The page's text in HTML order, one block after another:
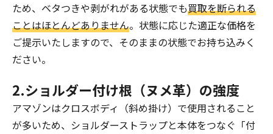
ため、ベタつきや剥がれがある状態でも買取を断られる
ことはほとんどありません。状態に応じた適正な価格を
ご提示いたしますので、そのままの状態でお持ち込みく
ださい。
2.ショルダー付け根（ヌメ革）の強度
アマゾンはクロスボディ（斜め掛け）で使用されること
が多いため、ショルダーストラップと本体をつなぐ「付